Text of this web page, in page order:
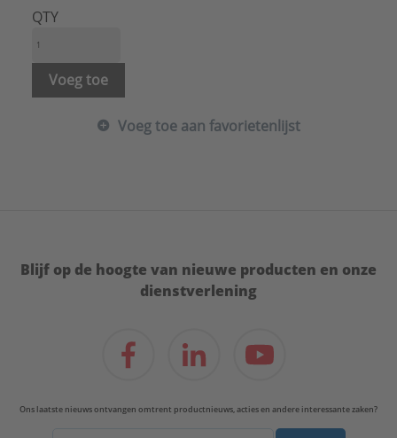
Systeemdiameter:
Type:
Serie:
QTY
Voeg toe
Voeg toe aan favorietenlijst
Blijf op de hoogte van nieuwe producten en onze
dienstverlening
Ons laatste nieuws ontvangen omtrent productnieuws, acties en andere interessante zaken?